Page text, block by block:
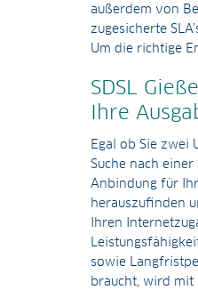
außerdem von
zugesicherte
Um die richtige
SDSL
Ihre
Egal ob Sie zwei
Suche nach einer
Anbindung für
herauszufinden
Ihren
sowie
braucht, wird mit